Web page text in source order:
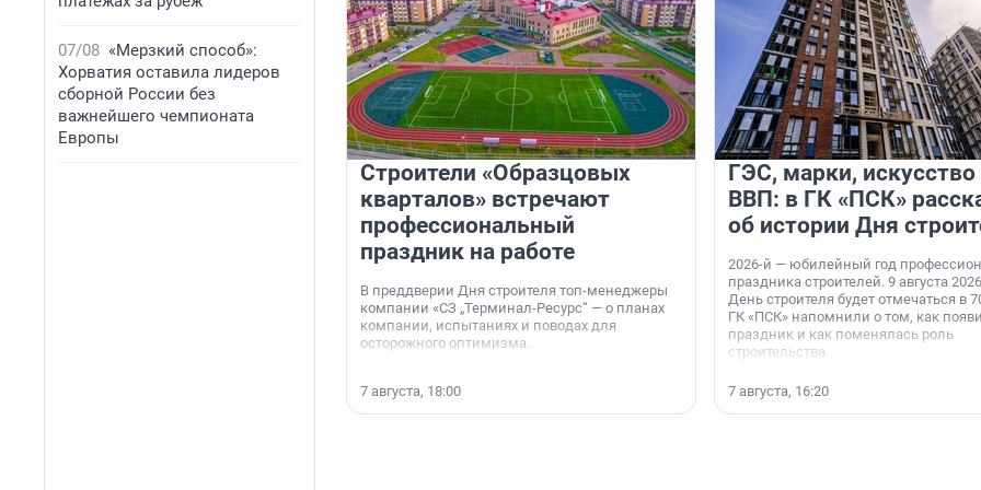
07/08 «Мерзкий способ»:
Хорватия оставила лидеров
сборной России без
важнейшего чемпионата
Европы
Строители «Образцовых
кварталов» встречают
профессиональный
праздник на работе
В преддверии Дня строителя топ-менеджеры
компании «СЗ „Терминал-Ресурс“ — о планах
компании, испытаниях и поводах для
осторожного оптимизма.
7 августа, 18:00
ГЭС, марки, искусство
ВВП: в ГК «ПСК»
об истории Дня
2026-й — юбилейный год
праздника строителей. 9 августа
День строителя будет отмечаться в
ГК «ПСК» напомнили о том, как
праздник и как поменялась роль
строительства.
7 августа, 16:20